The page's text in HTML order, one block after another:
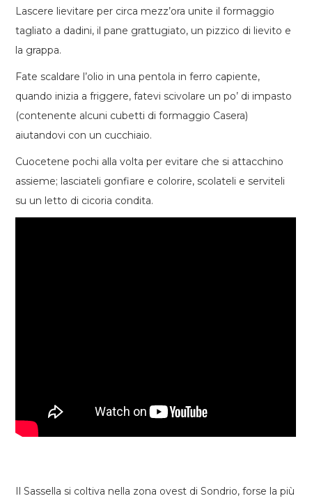
Lascere lievitare per circa mezz’ora unite il formaggio
tagliato a dadini, il pane grattugiato, un pizzico di lievito e
la grappa.
Fate scaldare l’olio in una pentola in ferro capiente,
quando inizia a friggere, fatevi scivolare un po’ di impasto
(contenente alcuni cubetti di formaggio Casera)
aiutandovi con un cucchiaio.
Cuocetene pochi alla volta per evitare che si attacchino
assieme; lasciateli gonfiare e colorire, scolateli e serviteli
su un letto di cicoria condita.
Il Sassella si coltiva nella zona ovest di Sondrio, forse la più